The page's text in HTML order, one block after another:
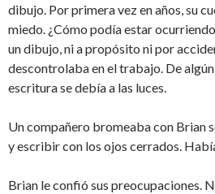
dibujo. Por primera vez en años, su
miedo. ¿Cómo podía estar
un dibujo, ni a propósito ni por
descontrolaba en el trabajo. De
escritura se debía a las luces.
Un compañero bromeaba con Brian
y escribir con los ojos cerrados.
Brian le confió sus preocupaciones.